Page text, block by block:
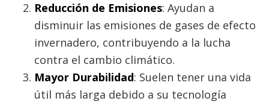
Reducción de Emisiones: Ayudan a
disminuir las emisiones de gases de efecto
invernadero, contribuyendo a la lucha
contra el cambio climático.
Mayor Durabilidad: Suelen tener una vida
útil más larga debido a su tecnología